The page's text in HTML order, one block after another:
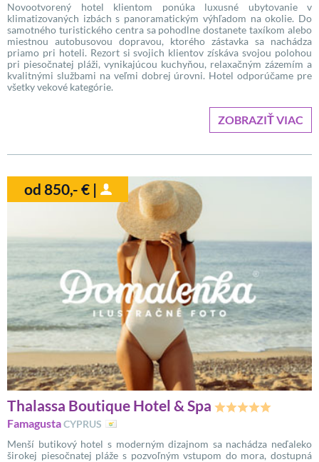
Novootvorený hotel klientom ponúka luxusné ubytovanie v
klimatizovaných izbách s panoramatickým výhľadom na okolie. Do
samotného turistického centra sa pohodlne dostanete taxíkom alebo
miestnou autobusovou dopravou, ktorého zástavka sa nachádza
priamo pri hoteli. Rezort si svojich klientov získáva svojou polohou
pri piesočnatej pláži, vynikajúcou kuchyňou, relaxačným zázemím a
kvalitnými službami na veľmi dobrej úrovni. Hotel odporúčame pre
všetky vekové kategórie.
ZOBRAZIŤ VIAC
od 850,- € |
Thalassa Boutique Hotel & Spa
FamagustaCYPRUS
Menší butikový hotel s moderným dizajnom sa nachádza neďaleko
širokej piesočnatej pláže s pozvoľným vstupom do mora, dostupná